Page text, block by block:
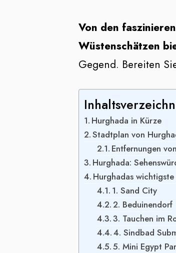
Von den
Wüstenschätzen
Gegend. Bereiten
Hurghada in Kürze
Stadtplan von
Entfernungen
Hurghada:
Hurghadas
1. Sand City
2. Beduinendorf
3. Tauchen im
4. Sindbad
5. Mini Egypt